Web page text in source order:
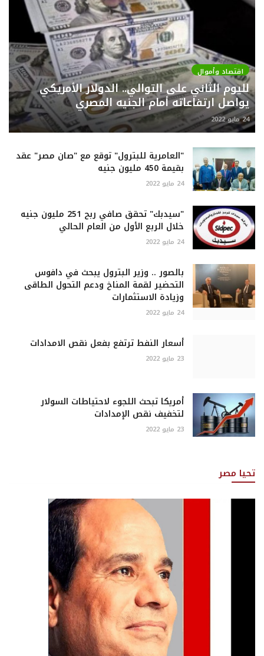
اقتصاد وأموال
لليوم الثاني على التوالي.. الدولار الأمريكي
يواصل ارتفاعاته أمام الجنيه المصري
24 مايو 2022
"العامرية للبترول" توقع مع "صان مصر" عقد
بقيمة 450 مليون جنيه
24 مايو 2022
"سيدبك" تحقق صافي ربح 251 مليون جنيه
خلال الربع الأول من العام الحالي
24 مايو 2022
بالصور .. وزير البترول يبحث في دافوس
التحضير لقمة المناخ ودعم التحول الطاقى
وزيادة الاستثمارات
24 مايو 2022
أسعار النفط ترتفع بفعل نقص الامدادات
23 مايو 2022
أمريكا تبحث اللجوء لاحتياطات السولار
لتخفيف نقص الإمدادات
23 مايو 2022
تحيا مصر